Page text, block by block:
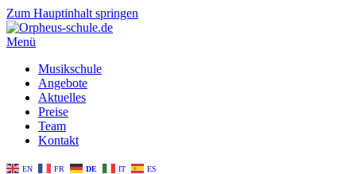
Zum Hauptinhalt springen
Menü
Musikschule
Angebote
Aktuelles
Preise
Team
Kontakt
EN FR DE IT ES